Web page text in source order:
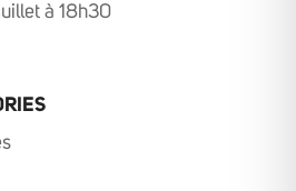
à 18h30